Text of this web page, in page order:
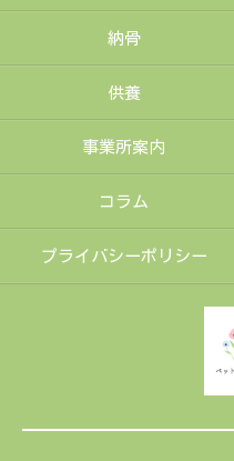
納骨
供養
事業所案内
コラム
プライバシーポリシー